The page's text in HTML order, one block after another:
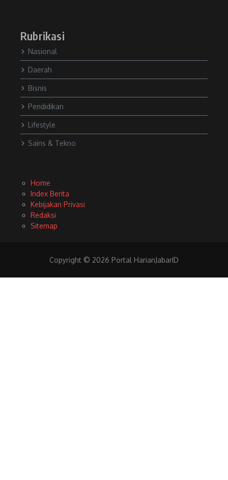
Rubrikasi
Nasional
Daerah
Bisnis
Pendidikan
Lifestyle
Sains & Tekno
Home
Index Berita
Kebijakan Privasi
Redaksi
Sitemap